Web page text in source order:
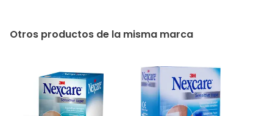
Otros productos de la misma marca